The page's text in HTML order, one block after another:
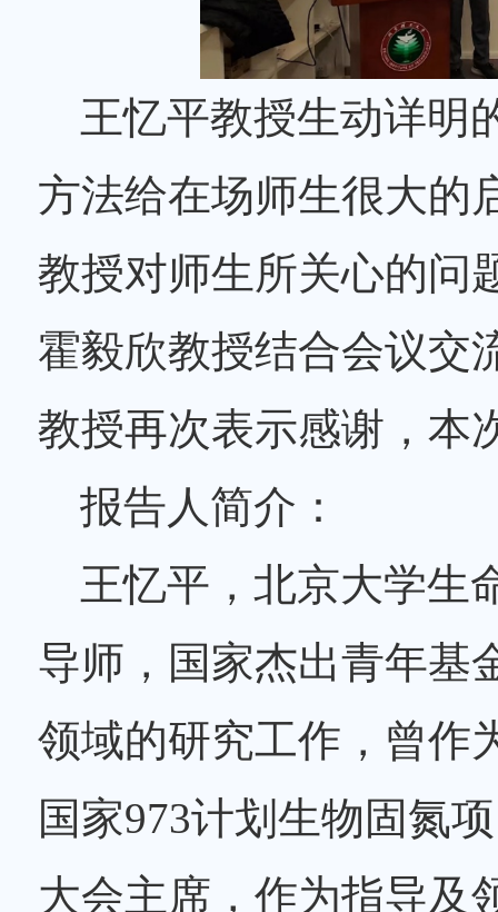
王忆平教授生动详明
方法给在场师生很大的
教授对师生所关心的问
霍毅欣教授结合会议交
教授再次表示感谢，本
报告人简介：
王忆平，北京大学生
导师，国家杰出青年基
领域的研究工作，曾作
国家973计划生物固氮
大会主席，作为指导及